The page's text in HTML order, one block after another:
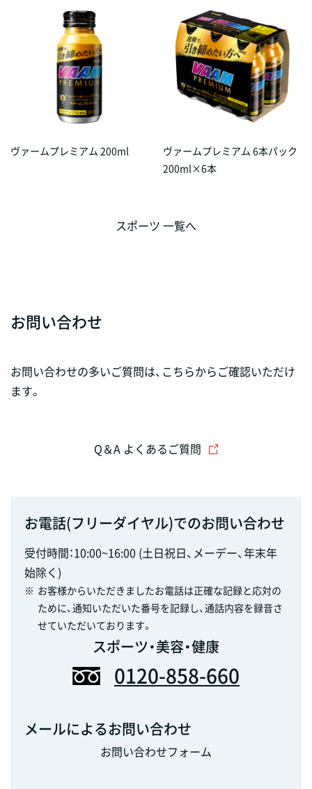
ヴァームプレミアム 200ml
ヴァームプレミアム 6本パック
200ml×6本
スポーツ 一覧へ
お問い合わせ
お問い合わせの多いご質問は、こちらからご確認いただけ
ます。
Q＆A よくあるご質問
お電話(フリーダイヤル)でのお問い合わせ
受付時間：10:00~16:00 (土日祝日、メーデー、年末年
始除く)
※ お客様からいただきましたお電話は正確な記録と応対の
ために、通知いただいた番号を記録し、通話内容を録音さ
せていただいております。
スポーツ・美容・健康
0120-858-660
メールによるお問い合わせ
お問い合わせフォーム